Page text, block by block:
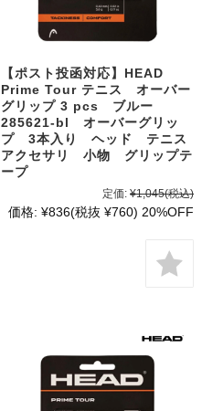
【ポスト投函対応】HEAD
Prime Tour テニス オーバー
グリップ 3 pcs ブルー
285621-bl オーバーグリッ
プ 3本入り ヘッド テニス
アクセサリ 小物 グリップテ
ープ
定価: ¥1,045(税込)
価格: ¥836(税抜 ¥760) 20%OFF